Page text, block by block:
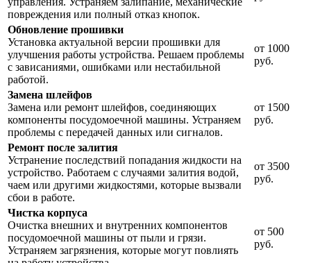
повреждения или полный отказ кнопок.
Обновление прошивки
Установка актуальной версии прошивки для
улучшения работы устройства. Решаем проблемы
с зависаниями, ошибками или нестабильной
работой.
от 1000
руб.
Замена шлейфов
Замена или ремонт шлейфов, соединяющих
компоненты посудомоечной машины. Устраняем
проблемы с передачей данных или сигналов.
от 1500
руб.
Ремонт после залития
Устранение последствий попадания жидкости на
устройство. Работаем с случаями залития водой,
чаем или другими жидкостями, которые вызвали
сбои в работе.
от 3500
руб.
Чистка корпуса
Очистка внешних и внутренних компонентов
посудомоечной машины от пыли и грязи.
Устраняем загрязнения, которые могут повлиять
от 500
руб.